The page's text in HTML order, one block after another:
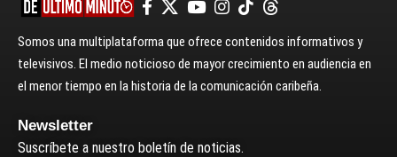
Somos una multiplataforma que ofrece contenidos informativos y
televisivos. El medio noticioso de mayor crecimiento en audiencia en
el menor tiempo en la historia de la comunicación caribeña.
Newsletter
Suscríbete a nuestro boletín de noticias.